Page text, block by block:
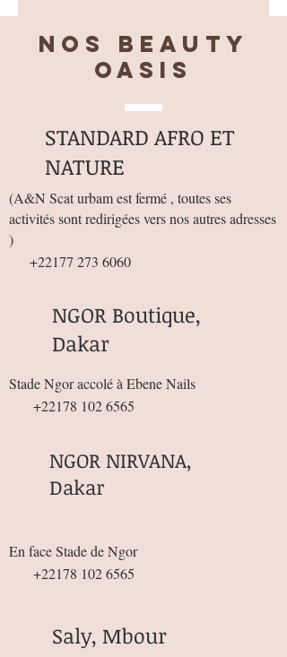
Nos BEAUTY
OASIS
STANDARD AFRO ET
NATURE
(A&N Scat urbam est fermé , toutes ses
activités sont redirigées vers nos autres adresses
)
+22177 273 6060
NGOR Boutique,
Dakar
Stade Ngor accolé à Ebene Nails
+22178 102 6565
NGOR NIRVANA,
Dakar
En face Stade de Ngor
+22178 102 6565
Saly, Mbour